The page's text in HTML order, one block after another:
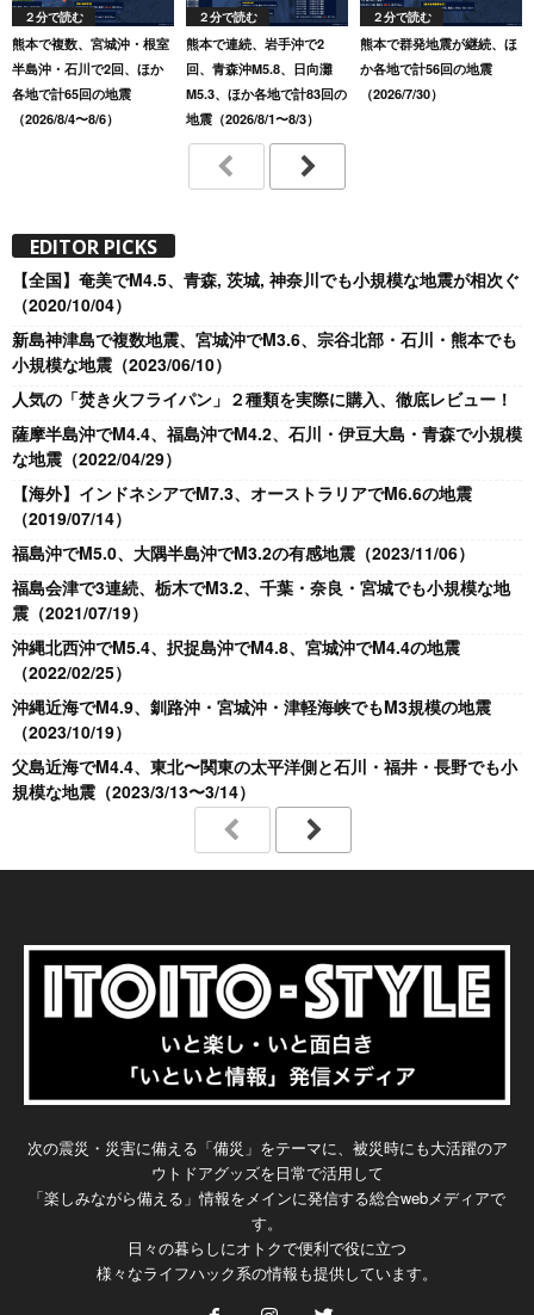
２分で読む
熊本で複数、宮城沖・根室
半島沖・石川で2回、ほか
各地で計65回の地震
（2026/8/4〜8/6）
２分で読む
熊本で連続、岩手沖で2
回、青森沖M5.8、日向灘
M5.3、ほか各地で計83回の
地震（2026/8/1〜8/3）
２分で読む
熊本で群発地震が継続、ほ
か各地で計56回の地震
（2026/7/30）
EDITOR PICKS
【全国】奄美でM4.5、青森, 茨城, 神奈川でも小規模な地震が相次ぐ
（2020/10/04）
新島神津島で複数地震、宮城沖でM3.6、宗谷北部・石川・熊本でも
小規模な地震（2023/06/10）
人気の「焚き火フライパン」２種類を実際に購入、徹底レビュー！
薩摩半島沖でM4.4、福島沖でM4.2、石川・伊豆大島・青森で小規模
な地震（2022/04/29）
【海外】インドネシアでM7.3、オーストラリアでM6.6の地震
（2019/07/14）
福島沖でM5.0、大隅半島沖でM3.2の有感地震（2023/11/06）
福島会津で3連続、栃木でM3.2、千葉・奈良・宮城でも小規模な地
震（2021/07/19）
沖縄北西沖でM5.4、択捉島沖でM4.8、宮城沖でM4.4の地震
（2022/02/25）
沖縄近海でM4.9、釧路沖・宮城沖・津軽海峡でもM3規模の地震
（2023/10/19）
父島近海でM4.4、東北〜関東の太平洋側と石川・福井・長野でも小
規模な地震（2023/3/13〜3/14）
次の震災・災害に備える「備災」をテーマに、被災時にも大活躍のア
ウトドアグッズを日常で活用して
「楽しみながら備える」情報をメインに発信する総合webメディアで
す。
日々の暮らしにオトクで便利で役に立つ
様々なライフハック系の情報も提供しています。